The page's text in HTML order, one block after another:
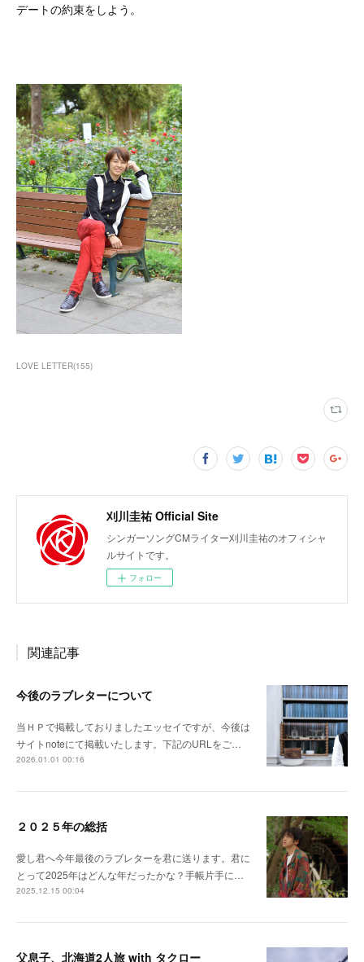
デートの約束をしよう。
LOVE LETTER(155)
刈川圭祐 Official Site
シンガーソングCMライター刈川圭祐のオフィシャ
ルサイトです。
フォロー
関連記事
今後のラブレターについて
当ＨＰで掲載しておりましたエッセイですが、今後は
サイトnoteにて掲載いたします。下記のURLをご…
2026.01.01 00:16
２０２５年の総括
愛し君へ今年最後のラブレターを君に送ります。君に
とって2025年はどんな年だったかな？手帳片手に…
2025.12.15 00:04
父息子、北海道2人旅 with タクロー